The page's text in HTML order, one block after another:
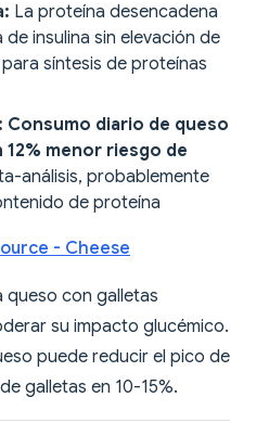
La proteína desencadena
insulina sin elevación de
síntesis de proteínas
Consumo diario de queso
menor riesgo de
análisis, probablemente
de proteína
- Cheese
queso con galletas
su impacto glucémico.
puede reducir el pico de
galletas en 10-15%.